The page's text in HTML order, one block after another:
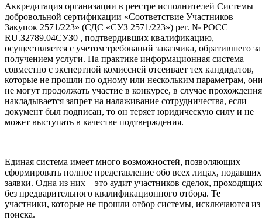
Аккредитация организации в реестре исполнителей Системы
добровольной сертификации «Соответствие Участников
Закупок 2571/223» (СДС «СУЗ 2571/223») рег. № РОСС
RU.З2789.04СУЗ0 , подтвердивших квалификацию,
осуществляется с учетом требований заказчика, обратившего за
получением услуги. На практике информационная система
совместно с экспертной комиссией отсеивает тех кандидатов,
которые не прошли по одному или нескольким параметрам,
не могут продолжать участие в конкурсе, в случае прохождения
накладывается запрет на налаживание сотрудничества, если
документ был подписан, то он теряет юридическую силу и не
может выступать в качестве подтверждения.
Единая система имеет много возможностей, позволяющих
сформировать полное представление обо всех лицах, подавших
заявки. Одна из них – это аудит участников сделок, проходящих
без предварительного квалификационного отбора. Те
участники, которые не прошли отбор системы, исключаются из
поиска.